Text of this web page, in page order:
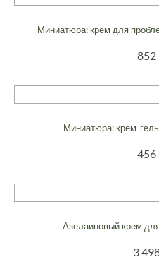
Миниатюра: крем для
852
Миниатюра: крем-
456
Азелаиновый крем
3